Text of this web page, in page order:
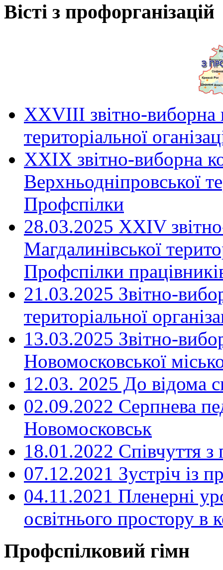
Вісті з профорганізацій
ХХVIII звітно-виборна
територіальної
XXIX звітно-виборна
Верхньодніпровської
Профспілки
28.03.2025 ХХІV
Магдалинівської
Профспілки
21.03.2025 Звітно-
територіальної
13.03.2025 Звітно-
Новомосковської
12.03. 2025 До відома
02.09.2022 Серпнева
Новомосковськ
18.01.2022 Співчуття з
07.12.2021 Зустріч із
04.11.2021 Пленерні
освітнього простору
Профспілковий гімн